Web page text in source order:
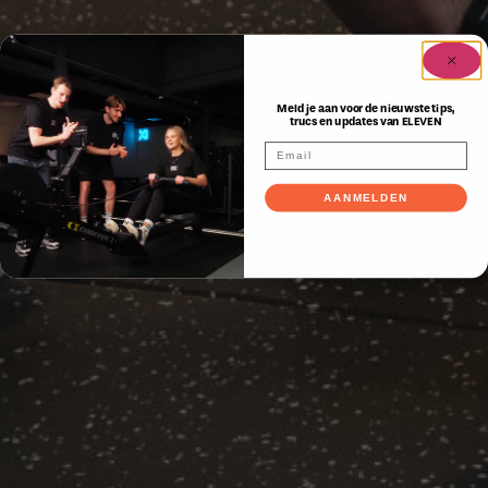
Meld je aan voor de nieuwste tips,
trucs en updates van ELEVEN
AANMELDEN